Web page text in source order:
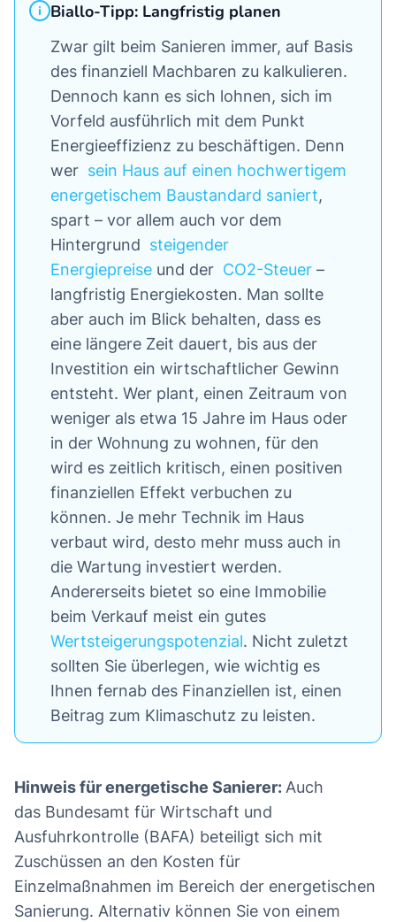
Biallo-Tipp: Langfristig planen
Zwar gilt beim Sanieren immer, auf Basis
des finanziell Machbaren zu kalkulieren.
Dennoch kann es sich lohnen, sich im
Vorfeld ausführlich mit dem Punkt
Energieeffizienz zu beschäftigen. Denn
wer sein Haus auf einen hochwertigem
energetischem Baustandard saniert,
spart – vor allem auch vor dem
Hintergrund steigender
Energiepreise und der CO2-Steuer –
langfristig Energiekosten. Man sollte
aber auch im Blick behalten, dass es
eine längere Zeit dauert, bis aus der
Investition ein wirtschaftlicher Gewinn
entsteht. Wer plant, einen Zeitraum von
weniger als etwa 15 Jahre im Haus oder
in der Wohnung zu wohnen, für den
wird es zeitlich kritisch, einen positiven
finanziellen Effekt verbuchen zu
können. Je mehr Technik im Haus
verbaut wird, desto mehr muss auch in
die Wartung investiert werden.
Andererseits bietet so eine Immobilie
beim Verkauf meist ein gutes
Wertsteigerungspotenzial. Nicht zuletzt
sollten Sie überlegen, wie wichtig es
Ihnen fernab des Finanziellen ist, einen
Beitrag zum Klimaschutz zu leisten.
Hinweis für energetische Sanierer:Auch
das Bundesamt für Wirtschaft und
Ausfuhrkontrolle (BAFA) beteiligt sich mit
Zuschüssen an den Kosten für
Einzelmaßnahmen im Bereich der energetischen
Sanierung. Alternativ können Sie von einem